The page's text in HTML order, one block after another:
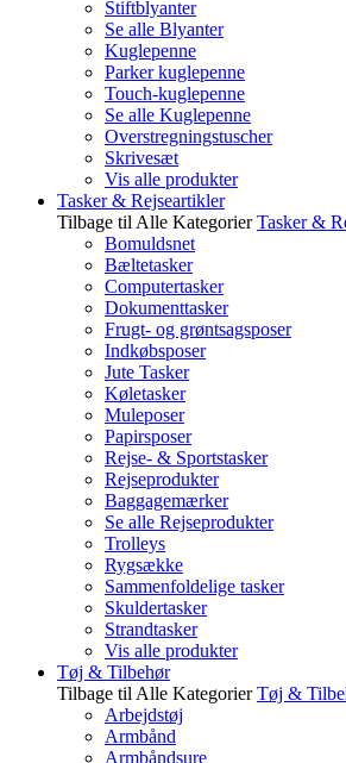
Stiftblyanter
Se alle Blyanter
Kuglepenne
Parker kuglepenne
Touch-kuglepenne
Se alle Kuglepenne
Overstregningstuscher
Skrivesæt
Vis alle produkter
Tasker & Rejseartikler
Tilbage til Alle Kategorier Tasker &
Bomuldsnet
Bæltetasker
Computertasker
Dokumenttasker
Frugt- og grøntsagsposer
Indkøbsposer
Jute Tasker
Køletasker
Muleposer
Papirsposer
Rejse- & Sportstasker
Rejseprodukter
Baggagemærker
Se alle Rejseprodukter
Trolleys
Rygsække
Sammenfoldelige tasker
Skuldertasker
Strandtasker
Vis alle produkter
Tøj & Tilbehør
Tilbage til Alle Kategorier Tøj &
Arbejdstøj
Armbånd
Armbåndsure